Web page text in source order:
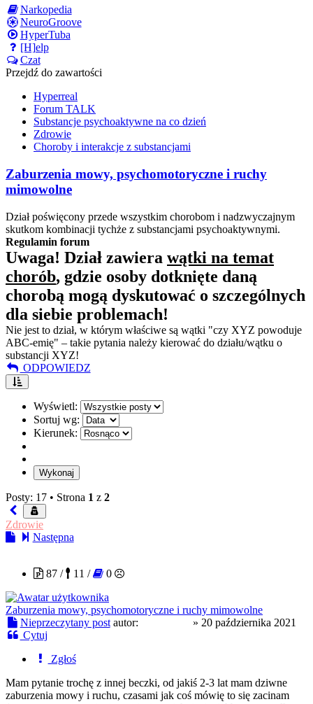
Narkopedia
NeuroGroove
HyperTuba
[H]elp
Czat
Przejdź do zawartości
Hyperreal
Forum TALK
Substancje psychoaktywne na co dzień
Zdrowie
Choroby i interakcje z substancjami
Zaburzenia mowy, psychomotoryczne i ruchy
mimowolne
Dział poświęcony przede wszystkim chorobom i nadzwyczajnym
skutkom kombinacji tychże z substancjami psychoaktywnymi.
Regulamin forum
Uwaga! Dział zawiera wątki na temat
chorób, gdzie osoby dotknięte daną
chorobą mogą dyskutować o szczególnych
dla siebie problemach!
Nie jest to dział, w którym właściwe są wątki "czy XYZ powoduje
ABC-emię" – takie pytania należy kierować do działu/wątku o
substancji XYZ!
ODPOWIEDZ
Wyświetl:
Sortuj wg:
Kierunek:
Posty: 17 • Strona 1 z 2
Zdrowie
Następna
87 /
11 / 0
Zaburzenia mowy, psychomotoryczne i ruchy mimowolne
Nieprzeczytany post autor: » 20 października 2021
Cytuj
Zgłoś
Mam pytanie trochę z innej beczki, od jakiś 2-3 lat mam dziwne
zaburzenia mowy i ruchu, czasami jak coś mówię to się zacinam